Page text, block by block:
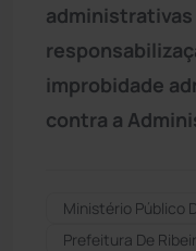
improbidade
contra a
Ministério Público
Prefeitura De